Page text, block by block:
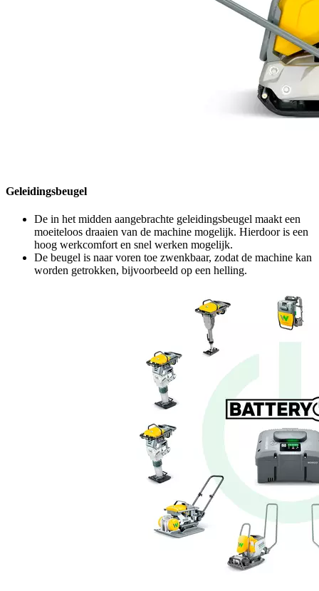
Geleidingsbeugel
De in het midden aangebrachte geleidingsbeugel maakt een
moeiteloos draaien van de machine mogelijk. Hierdoor is een
hoog werkcomfort en snel werken mogelijk.
De beugel is naar voren toe zwenkbaar, zodat de machine kan
worden getrokken, bijvoorbeeld op een helling.